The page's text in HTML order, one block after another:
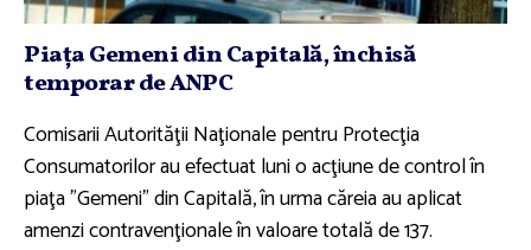
Piaţa Gemeni din Capitală, închisă
temporar de ANPC
Comisarii Autorităţii Naţionale pentru Protecţia
Consumatorilor au efectuat luni o acţiune de control în
piaţa "Gemeni" din Capitală, în urma căreia au aplicat
amenzi contravenţionale în valoare totală de 137.